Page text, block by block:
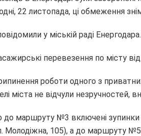
22 листопада, ці обмеження
у міській раді Енергодара.
перевезення по місту
роботи одного з
міста не відчули незручностей,
до маршруту №3 включені зупинки
Молодіжна, 105), а до маршруту